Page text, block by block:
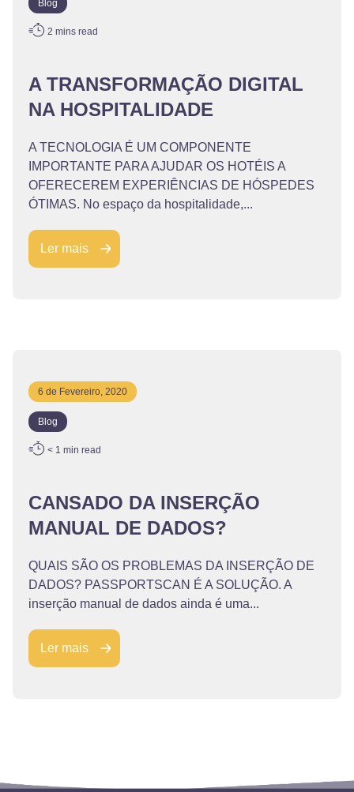
Blog
2 mins read
A TRANSFORMAÇÃO DIGITAL
NA HOSPITALIDADE
A TECNOLOGIA É UM COMPONENTE
IMPORTANTE PARA AJUDAR OS HOTÉIS A
OFERECEREM EXPERIÊNCIAS DE HÓSPEDES
ÓTIMAS. No espaço da hospitalidade,...
Ler mais
6 de Fevereiro, 2020
Blog
< 1 min read
CANSADO DA INSERÇÃO
MANUAL DE DADOS?
QUAIS SÃO OS PROBLEMAS DA INSERÇÃO DE
DADOS? PASSPORTSCAN É A SOLUÇÃO. A
inserção manual de dados ainda é uma...
Ler mais